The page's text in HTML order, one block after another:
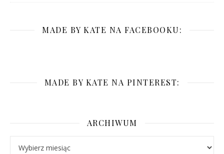
MADE BY KATE NA FACEBOOKU:
MADE BY KATE NA PINTEREST:
ARCHIWUM